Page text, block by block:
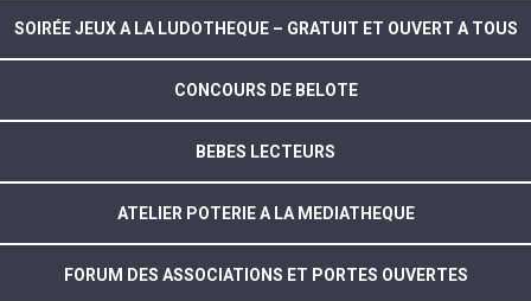
SOIRÉE JEUX A LA LUDOTHEQUE – GRATUIT ET OUVERT A TOUS
CONCOURS DE BELOTE
BEBES LECTEURS
ATELIER POTERIE A LA MEDIATHEQUE
FORUM DES ASSOCIATIONS ET PORTES OUVERTES